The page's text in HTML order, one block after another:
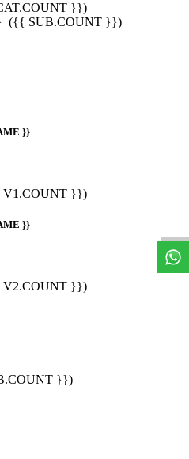
}})
({{ SUB.COUNT }})
}}
}})
}}
}})
}})